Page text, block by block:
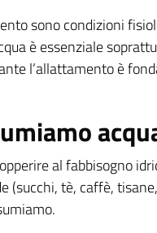
sono condizioni
è essenziale
l’allattamento è
al fabbisogno
(succhi, tè, caffè,